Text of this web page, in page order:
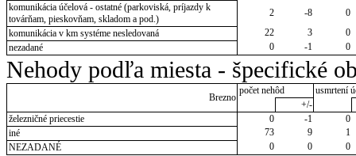
komunikácia účelová - ostatné (parkoviská, príjazdy k
továrňam, pieskovňam, skladom a pod.)
2 -8
0
komunikácia v km systéme nesledovaná
22 3
0
nezadané
0 -1 0
Nehody podľa miesta - špecifické
Brezno
počet nehôd
usmrtení
+/-
železničné priecestie
0 -1
0
iné
73 9
1
NEZADANÉ
0 0 0